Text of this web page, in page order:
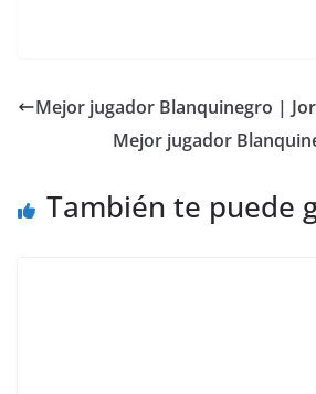
Mejor jugador Blanquinegro |
Mejor jugador
También te puede